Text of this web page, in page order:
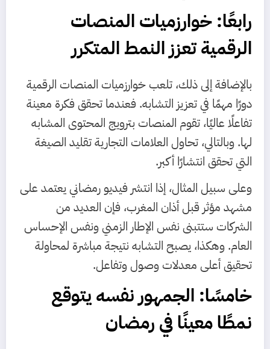
رابعًا: خوارزميات المنصات
الرقمية تعزز النمط المتكرر
بالإضافة إلى ذلك، تلعب خوارزميات المنصات الرقمية
دورًا مهمًا في تعزيز التشابه. فعندما تحقق فكرة معينة
تفاعلًا عاليًا، تقوم المنصات بترويج المحتوى المشابه
لها. وبالتالي، تحاول العلامات التجارية تقليد الصيغة
التي تحقق انتشارًا أكبر.
وعلى سبيل المثال، إذا انتشر فيديو رمضاني يعتمد على
مشهد مؤثر قبل أذان المغرب، فإن العديد من
الشركات ستتبنى نفس الإطار الزمني ونفس الإحساس
العام. وهكذا، يصبح التشابه نتيجة مباشرة لمحاولة
تحقيق أعلى معدلات وصول وتفاعل.
خامسًا: الجمهور نفسه يتوقع
نمطًا معينًا في رمضان